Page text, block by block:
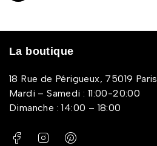
La boutique
18 Rue de Périgueux, 75019 Paris
Mardi – Samedi : 11:00-20:00
Dimanche : 14:00 – 18:00